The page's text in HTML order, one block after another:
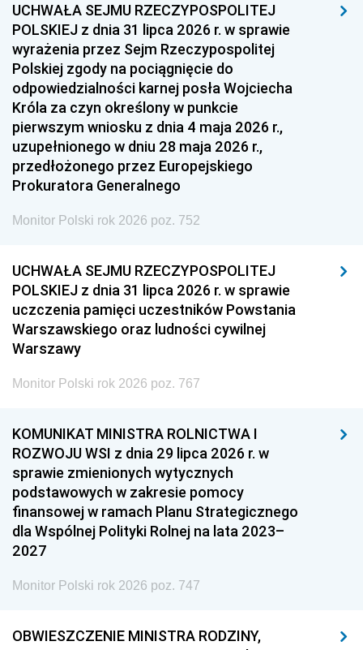
UCHWAŁA SEJMU RZECZYPOSPOLITEJ
POLSKIEJ z dnia 31 lipca 2026 r. w sprawie
wyrażenia przez Sejm Rzeczypospolitej
Polskiej zgody na pociągnięcie do
odpowiedzialności karnej posła Wojciecha
Króla za czyn określony w punkcie
pierwszym wniosku z dnia 4 maja 2026 r.,
uzupełnionego w dniu 28 maja 2026 r.,
przedłożonego przez Europejskiego
Prokuratora Generalnego
Monitor Polski rok 2026 poz. 752
UCHWAŁA SEJMU RZECZYPOSPOLITEJ
POLSKIEJ z dnia 31 lipca 2026 r. w sprawie
uczczenia pamięci uczestników Powstania
Warszawskiego oraz ludności cywilnej
Warszawy
Monitor Polski rok 2026 poz. 767
KOMUNIKAT MINISTRA ROLNICTWA I
ROZWOJU WSI z dnia 29 lipca 2026 r. w
sprawie zmienionych wytycznych
podstawowych w zakresie pomocy
finansowej w ramach Planu Strategicznego
dla Wspólnej Polityki Rolnej na lata 2023–
2027
Monitor Polski rok 2026 poz. 747
OBWIESZCZENIE MINISTRA RODZINY,